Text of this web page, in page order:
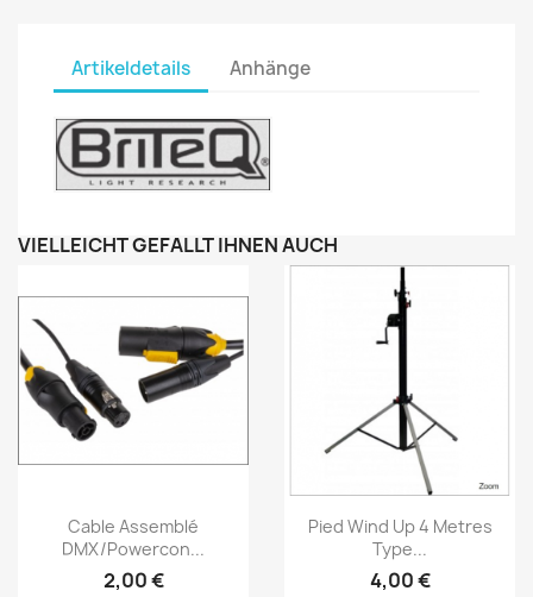
Artikeldetails Anhänge
VIELLEICHT GEFÄLLT IHNEN AUCH
Vorschau
Cable Assemblé
DMX/Powercon...
2,00 €
Vorschau
Pied Wind Up 4 Metres
Type...
4,00 €